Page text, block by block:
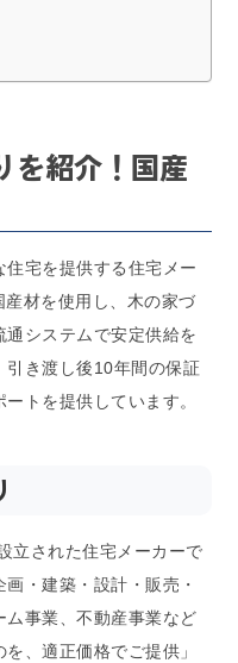
を紹介！国産
宅を提供する住宅メー
材を使用し、木の家づ
通システムで安定供給を
引き渡し後10年間の保証
トを提供しています。
立された住宅メーカーで
・建築・設計・販売・
事業、不動産事業など
、適正価格でご提供」